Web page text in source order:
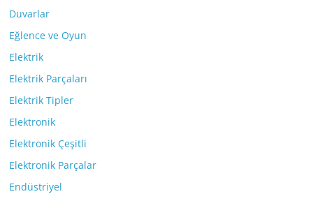
Duvarlar
Eğlence ve Oyun
Elektrik
Elektrik Parçaları
Elektrik Tipler
Elektronik
Elektronik Çeşitli
Elektronik Parçalar
Endüstriyel